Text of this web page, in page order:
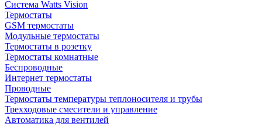
Система Watts Vision
Термостаты
GSM термостаты
Модульные термостаты
Термостаты в розетку
Термостаты комнатные
Беспроводные
Интернет термостаты
Проводные
Термостаты температуры теплоносителя и трубы
Трехходовые смесители и управление
Автоматика для вентилей